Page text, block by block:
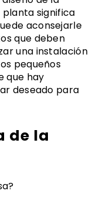
significa
aconsejarle
que deben
una instalación
pequeños
que hay
deseado para
de la